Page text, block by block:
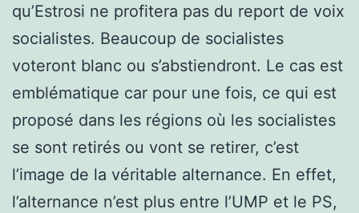
qu’Estrosi ne profitera pas du report de voix
socialistes. Beaucoup de socialistes
voteront blanc ou s’abstiendront. Le cas est
emblématique car pour une fois, ce qui est
proposé dans les régions où les socialistes
se sont retirés ou vont se retirer, c’est
l’image de la véritable alternance. En effet,
l’alternance n’est plus entre l’UMP et le PS,